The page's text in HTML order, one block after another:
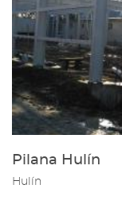
Pilana Hulín
Hulín